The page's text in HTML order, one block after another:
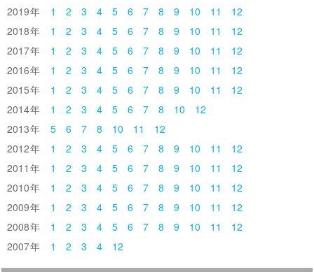
2019
1 2 3 4 5 6 7 8 9 10 11
12
2018
1 2 3 4 5 6 7 8 9 10 11
12
2017
1 2 3 4 5 6 7 8 9 10 11
12
2016
1 2 3 4 5 6 7 8 9 10 11
12
2015
1 2 3 4 5 6 7 8 9 10 11
12
2014
1 2 3 4 5 6 7 8 10
12
2013
5 6 7 8 10 11
12
2012
1 2 3 4 5 6 7 8 9 10 11
12
2011
1 2 3 4 5 6 7 8 9 10 11
12
2010
1 2 3 4 5 6 7 8 9 10 11
12
2009
1 2 3 4 5 6 7 8 9 10 11
12
2008
1 2 3 4 5 6 7 8 9 10 11
12
2007
1 2 3 4 12